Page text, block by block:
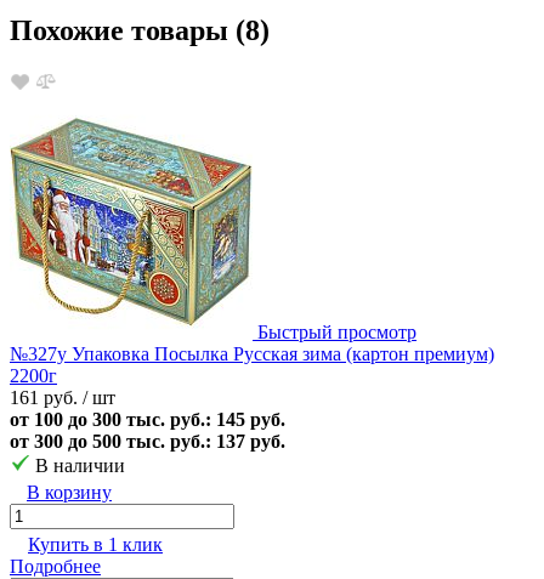
Похожие товары (8)
Быстрый просмотр
№327у Упаковка Посылка Русская зима (картон премиум)
2200г
161 руб. / шт
от 100 до 300 тыс. руб.: 145 руб.
от 300 до 500 тыс. руб.: 137 руб.
В наличии
В корзину
Купить в 1 клик
Подробнее